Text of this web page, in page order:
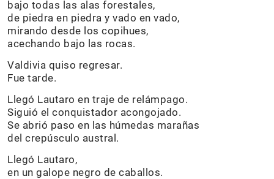
bajo todas las alas forestales,
de piedra en piedra y vado en vado,
mirando desde los copihues,
acechando bajo las rocas.
Valdivia quiso regresar.
Fue tarde.
Llegó Lautaro en traje de relámpago.
Siguió el conquistador acongojado.
Se abrió paso en las húmedas marañas
del crepúsculo austral.
Llegó Lautaro,
en un galope negro de caballos.